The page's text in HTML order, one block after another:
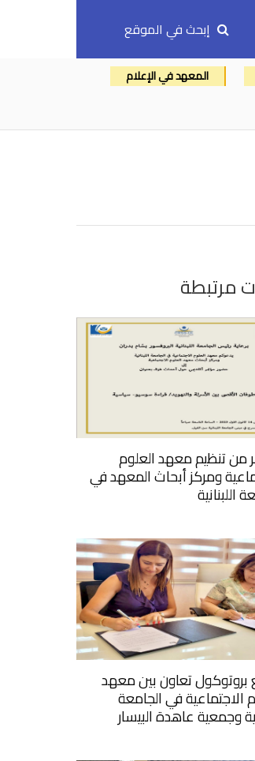
إبحث في الموقع
المعهد في الإعلام
مرتبطة
من تنظيم معهد العلوم
ومركز أبحاث المعهد في
اللبنانية
بروتوكول تعاون بين معهد
الاجتماعية في الجامعة
وجمعية عاهدة البيسار